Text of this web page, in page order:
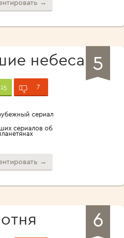
→
5
небеса
7
сериал
сериалов об
→
6